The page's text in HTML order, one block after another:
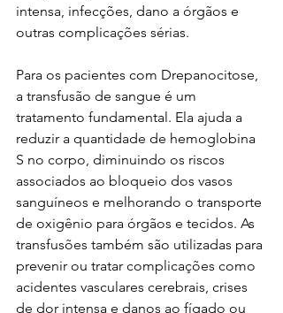
intensa, infecções, dano a órgãos e
outras complicações sérias.
Para os pacientes com Drepanocitose,
a transfusão de sangue é um
tratamento fundamental. Ela ajuda a
reduzir a quantidade de hemoglobina
S no corpo, diminuindo os riscos
associados ao bloqueio dos vasos
sanguíneos e melhorando o transporte
de oxigênio para órgãos e tecidos. As
transfusões também são utilizadas para
prevenir ou tratar complicações como
acidentes vasculares cerebrais, crises
de dor intensa e danos ao fígado ou